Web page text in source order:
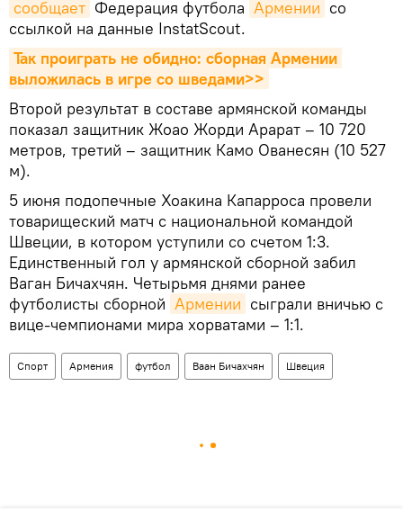
сообщает Федерация футбола Армении со
ссылкой на данные InstatScout.
Так проиграть не обидно: сборная Армении
выложилась в игре со шведами>>
Второй результат в составе армянской команды
показал защитник Жоао Жорди Арарат – 10 720
метров, третий – защитник Камо Ованесян (10 527
м).
5 июня подопечные Хоакина Капарроса провели
товарищеский матч с национальной командой
Швеции, в котором уступили со счетом 1:3.
Единственный гол у армянской сборной забил
Ваган Бичахчян. Четырьмя днями ранее
футболисты сборной Армении сыграли вничью с
вице-чемпионами мира хорватами – 1:1.
Спорт Армения футбол Ваан Бичахчян Швеция